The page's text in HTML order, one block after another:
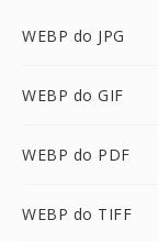
WEBP do JPG
WEBP do GIF
WEBP do PDF
WEBP do TIFF